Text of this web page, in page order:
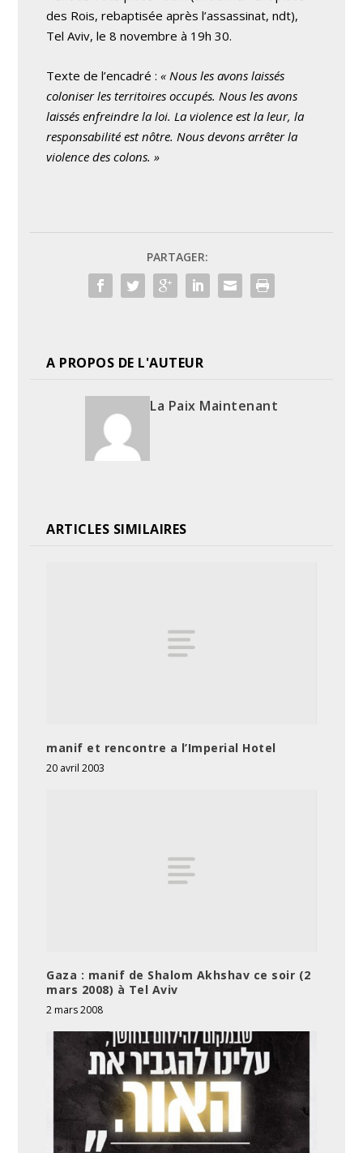
des Rois, rebaptisée après l’assassinat, ndt),
Tel Aviv, le 8 novembre à 19h 30.
Texte de l’encadré :« Nous les avons laissés
coloniser les territoires occupés. Nous les avons
laissés enfreindre la loi. La violence est la leur, la
responsabilité est nôtre. Nous devons arrêter la
violence des colons. »
PARTAGER:
A PROPOS DE L'AUTEUR
La Paix Maintenant
ARTICLES SIMILAIRES
manif et rencontre a l’Imperial Hotel
20 avril 2003
Gaza : manif de Shalom Akhshav ce soir (2
mars 2008) à Tel Aviv
2 mars 2008